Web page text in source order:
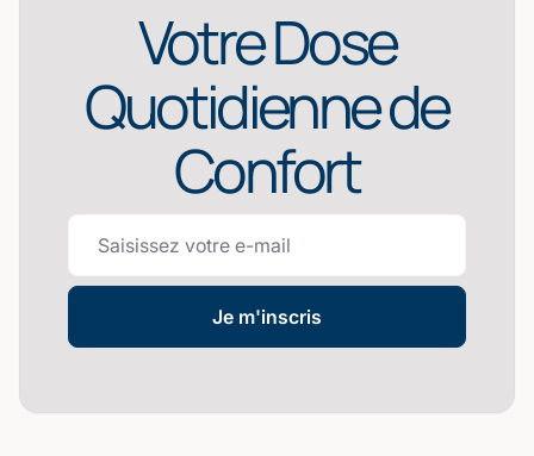
Votre Dose
Quotidienne de
Confort
Je m'inscris